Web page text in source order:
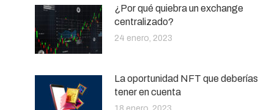
¿Por qué quiebra un exchange
centralizado?
24 enero, 2023
La oportunidad NFT que deberías
tener en cuenta